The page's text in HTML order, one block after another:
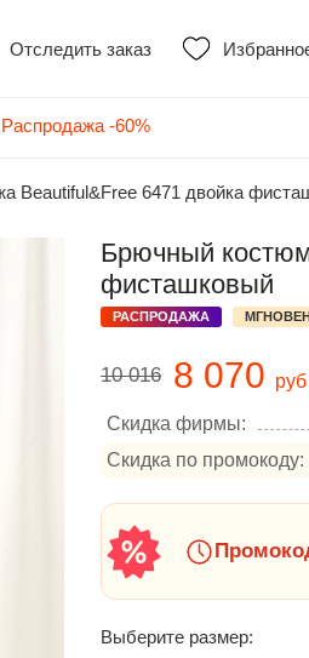
Отследить заказ
Распродажа -60%
Beautiful&Free 6471 двойка
Брючный
фисташковый
РАСПРОДАЖА
10 016 8 070 руб
Скидка фирмы:
Скидка по промокоду:
Выберите размер: